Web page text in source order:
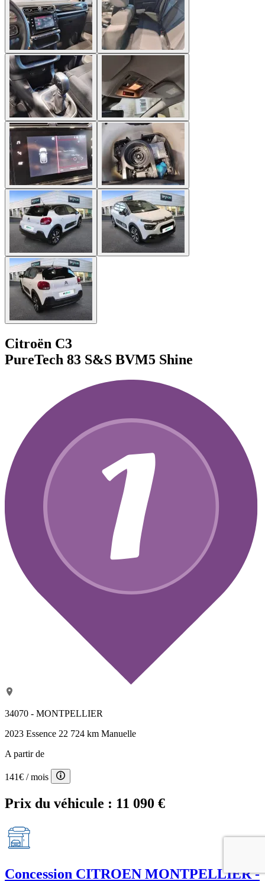
Citroën C3
PureTech 83 S&S BVM5 Shine
34070 - MONTPELLIER
2023 Essence 22 724 km Manuelle
A partir de
141€ / mois
Prix du véhicule : 11 090 €
Concession CITROEN MONTPELLIER -